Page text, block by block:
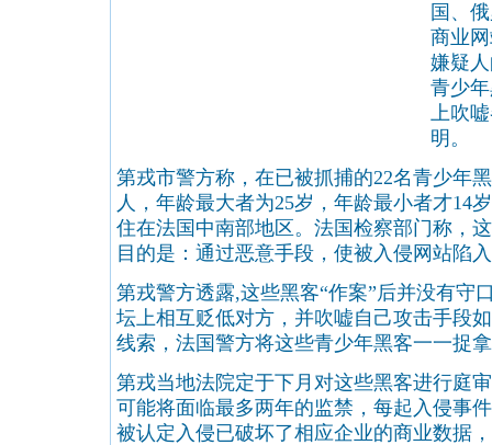
国、
商业
嫌疑
青少
上吹
明。
第戎市警方称，在已被抓捕的22名青少年
人，年龄最大者为25岁，年龄最小者才14
住在法国中南部地区。法国检察部门称，
目的是：通过恶意手段，使被入侵网站陷
第戎警方透露,这些黑客“作案”后并没有守
坛上相互贬低对方，并吹嘘自己攻击手段
线索，法国警方将这些青少年黑客一一捉
第戎当地法院定于下月对这些黑客进行庭
可能将面临最多两年的监禁，每起入侵事
被认定入侵已破坏了相应企业的商业数据